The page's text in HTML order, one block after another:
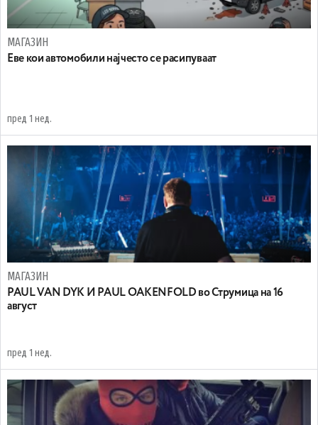
МАГАЗИН
Еве кои автомобили најчесто се расипуваат
пред 1 нед.
МАГАЗИН
PAUL VAN DYK И PAUL OAKENFOLD во Струмица на 16
август
пред 1 нед.